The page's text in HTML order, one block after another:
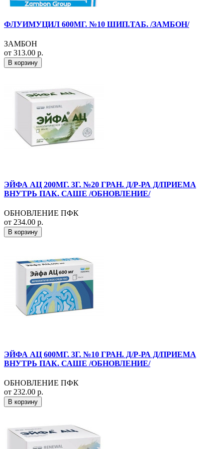
ФЛУИМУЦИЛ 600МГ. №10 ШИП.ТАБ. /ЗАМБОН/
ЗАМБОН
от 313.00 р.
В корзину
ЭЙФА АЦ 200МГ. 3Г. №20 ГРАН. Д/Р-РА Д/ПРИЕМА
ВНУТРЬ ПАК. САШЕ /ОБНОВЛЕНИЕ/
ОБНОВЛЕНИЕ ПФК
от 234.00 р.
В корзину
ЭЙФА АЦ 600МГ. 3Г. №10 ГРАН. Д/Р-РА Д/ПРИЕМА
ВНУТРЬ ПАК. САШЕ /ОБНОВЛЕНИЕ/
ОБНОВЛЕНИЕ ПФК
от 232.00 р.
В корзину